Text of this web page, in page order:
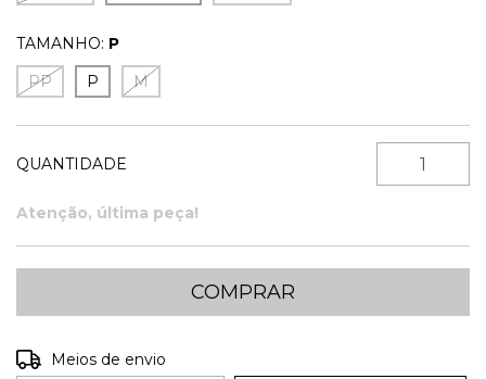
TAMANHO: P
PP
P M
QUANTIDADE
Atenção, última peça!
Entregas para o CEP:
Meios de envio